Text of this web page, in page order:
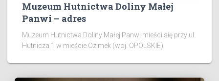
Muzeum Hutnictwa Doliny Małej
Panwi – adres
Muzeum Hutnictwa Doliny Małej Panwi mieści się przy ul.
Hutnicza 1 w mieście Ozimek (woj. OPOLSKIE)